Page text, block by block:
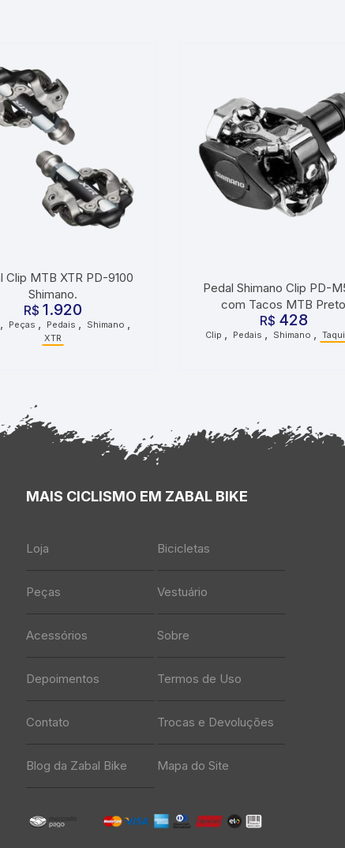
Clip MTB XTR PD-9100
Shimano.
R$ 1.920
, Peças , Pedais , Shimano ,
XTR
Pedal Shimano Clip PD-
com Tacos MTB
R$ 428
Clip Pedais Shimano
MAIS CICLISMO EM ZABAL BIKE
Loja Bicicletas
Peças Vestuário
Acessórios Sobre
Depoimentos Termos de Uso
Contato Trocas e Devoluções
Blog da Zabal Bike Mapa do Site